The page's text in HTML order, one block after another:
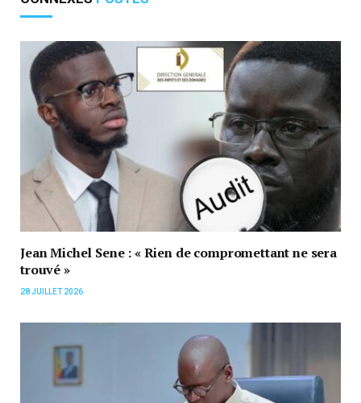
Jean Michel Sene : « Rien de compromettant ne sera
trouvé »
28 JUILLET 2026